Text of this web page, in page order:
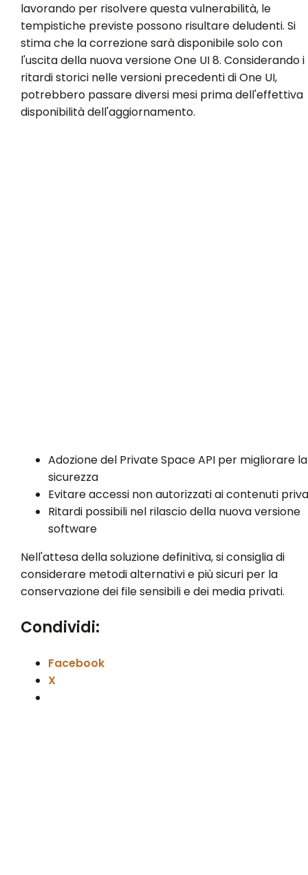
lavorando per risolvere questa vulnerabilità, le
tempistiche previste possono risultare deludenti. Si
stima che la correzione sarà disponibile solo con
l'uscita della nuova versione One UI 8. Considerando i
ritardi storici nelle versioni precedenti di One UI,
potrebbero passare diversi mesi prima dell'effettiva
disponibilità dell'aggiornamento.
Adozione del Private Space API per migliorare la
sicurezza
Evitare accessi non autorizzati ai contenuti
Ritardi possibili nel rilascio della nuova versione
software
Nell'attesa della soluzione definitiva, si consiglia di
considerare metodi alternativi e più sicuri per la
conservazione dei file sensibili e dei media privati.
Condividi:
Facebook
X